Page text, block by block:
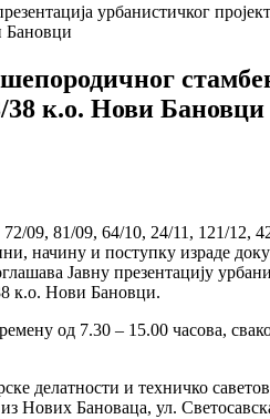
урбанистичког
Бановци
38 к.о. Нови Бановци
09, 81/09, 64/10, 24/11, 121/
начину и поступку израде
Јавну презентацију
к.о. Нови Бановци.
од 7.30 – 15.00 часова,
делатности и техничко
Нових Бановаца, ул.